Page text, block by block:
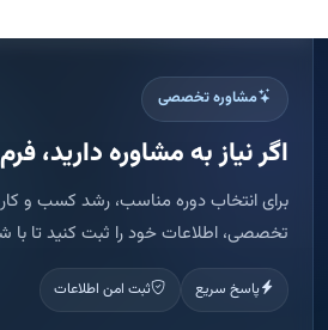
مشاوره تخصصی
اگر نیاز به مشاوره دارید،
برای انتخاب دوره مناسب، رشد کسب و
تخصصی، اطلاعات خود را ثبت کنید تا با
پاسخ سریع ثبت امن اطلاعات